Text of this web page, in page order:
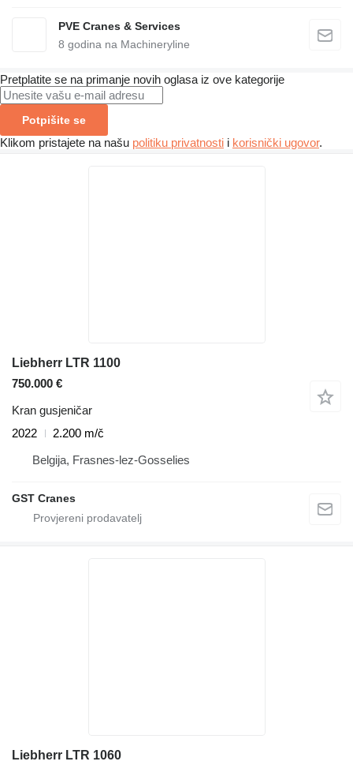
PVE Cranes & Services
8 godina na Machineryline
Pretplatite se na primanje novih oglasa iz ove kategorije
Potpišite se
Klikom pristajete na našu politiku privatnosti i korisnički ugovor.
Liebherr LTR 1100
750.000 €
Kran gusjeničar
2022
2.200 m/č
Belgija, Frasnes-lez-Gosselies
GST Cranes
Liebherr LTR 1060